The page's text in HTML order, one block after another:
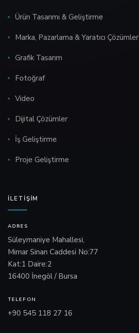
Ürün Tasarımı & Geliştirme
Marka, Pazarlama & Yaratıcı Çözümler
Grafik Tasarım
Fotoğraf
Video
Dijital Çözümler
İş Geliştirme
Proje Geliştirme
İLETIŞIM
ADRES
Süleymaniye Mahallesi,
Mimar Sinan Caddesi No:77
Kat:1 Daire:2
16400 İnegöl / Bursa
TELEFON
+90 545 118 27 16